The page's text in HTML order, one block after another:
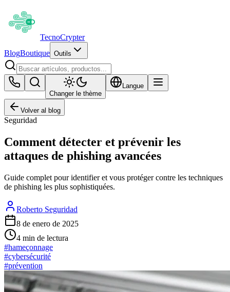
TecnoCrypter
BlogBoutique Outils
Changer le thème
Langue
Volver al blog
Seguridad
Comment détecter et prévenir les
attaques de phishing avancées
Guide complet pour identifier et vous protéger contre les techniques
de phishing les plus sophistiquées.
Roberto Seguridad
8 de enero de 2025
4 min de lectura
#hameçonnage
#cybersécurité
#prévention